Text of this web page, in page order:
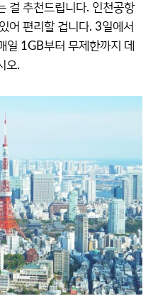
걸 추천드립니다. 인천공항
어 편리할 겁니다. 3일에서
일 1GB부터 무제한까지 데
오.